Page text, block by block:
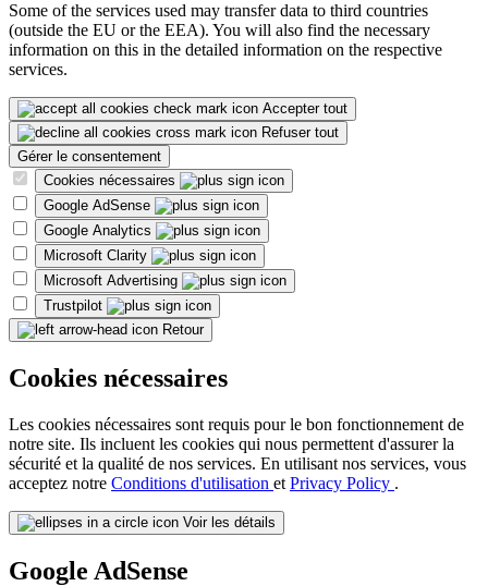
Some of the services used may transfer data to third countries
(outside the EU or the EEA). You will also find the necessary
information on this in the detailed information on the respective
services.
Accepter tout
Refuser tout
Gérer le consentement
Cookies nécessaires
Google AdSense
Google Analytics
Microsoft Clarity
Microsoft Advertising
Trustpilot
Retour
Cookies nécessaires
Les cookies nécessaires sont requis pour le bon fonctionnement de
notre site. Ils incluent les cookies qui nous permettent d'assurer la
sécurité et la qualité de nos services. En utilisant nos services, vous
acceptez notre Conditions d'utilisation et Privacy Policy .
Voir les détails
Google AdSense